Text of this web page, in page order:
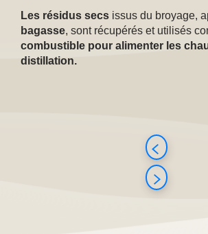
Les résidus secs issus du broyage,
bagasse, sont récupérés et utilisés
combustible pour alimenter les
distillation.